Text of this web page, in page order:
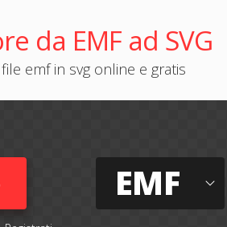
da EMF ad SVG
emf in svg online e gratis
EMF